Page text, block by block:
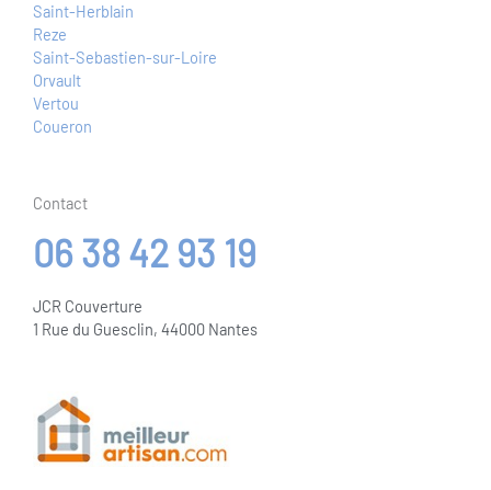
Saint-Herblain
Reze
Saint-Sebastien-sur-Loire
Orvault
Vertou
Coueron
Contact
06 38 42 93 19
JCR Couverture
1 Rue du Guesclin, 44000 Nantes